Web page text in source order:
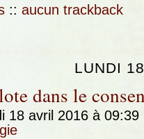
:: aucun trackback
LUNDI
dans le
18 avril 2016 à 09:39